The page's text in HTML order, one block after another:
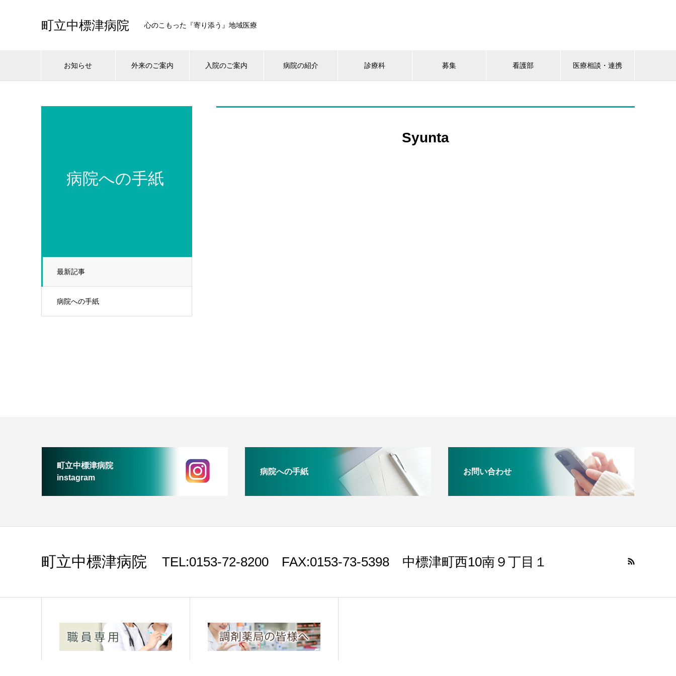
町立中標津病院 心のこもった『寄り添う』地域医療
お知らせ 外来のご案内 入院のご案内 病院の紹介 診療科 募集 看護部 医療相談・連携
病院への手紙
最新記事
病院への手紙
Syunta
町立中標津病院
instagram
病院への手紙 お問い合わせ
町立中標津病院 TEL:0153-72-8200 FAX:0153-73-5398 中標津町西10南９丁目１